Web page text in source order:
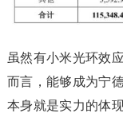
虽然有小米光环效
而言，能够成为宁
本身就是实力的体